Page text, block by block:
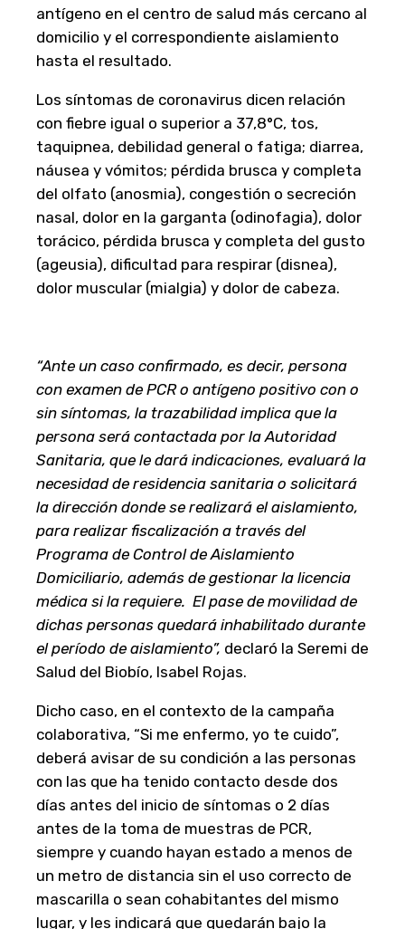
antígeno en el centro de salud más cercano al
domicilio y el correspondiente aislamiento
hasta el resultado.
Los síntomas de coronavirus dicen relación
con fiebre igual o superior a 37,8°C, tos,
taquipnea, debilidad general o fatiga; diarrea,
náusea y vómitos; pérdida brusca y completa
del olfato (anosmia), congestión o secreción
nasal, dolor en la garganta (odinofagia), dolor
torácico, pérdida brusca y completa del gusto
(ageusia), dificultad para respirar (disnea),
dolor muscular (mialgia) y dolor de cabeza.
“Ante un caso confirmado, es decir, persona
con examen de PCR o antígeno positivo con o
sin síntomas, la trazabilidad implica que la
persona será contactada por la Autoridad
Sanitaria, que le dará indicaciones, evaluará la
necesidad de residencia sanitaria o solicitará
la dirección donde se realizará el aislamiento,
para realizar fiscalización a través del
Programa de Control de Aislamiento
Domiciliario, además de gestionar la licencia
médica si la requiere. El pase de movilidad de
dichas personas quedará inhabilitado durante
el período de aislamiento”, declaró la Seremi de
Salud del Biobío, Isabel Rojas.
Dicho caso, en el contexto de la campaña
colaborativa, “Si me enfermo, yo te cuido”,
deberá avisar de su condición a las personas
con las que ha tenido contacto desde dos
días antes del inicio de síntomas o 2 días
antes de la toma de muestras de PCR,
siempre y cuando hayan estado a menos de
un metro de distancia sin el uso correcto de
mascarilla o sean cohabitantes del mismo
lugar, y les indicará que quedarán bajo la